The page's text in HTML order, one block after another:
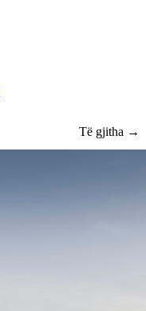
Të gjitha →